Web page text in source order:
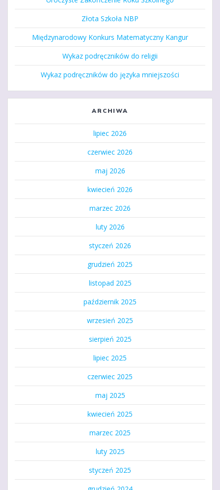
Złota Szkoła NBP
Międzynarodowy Konkurs Matematyczny Kangur
Wykaz podręczników do religii
Wykaz podręczników do języka mniejszości
ARCHIWA
lipiec 2026
czerwiec 2026
maj 2026
kwiecień 2026
marzec 2026
luty 2026
styczeń 2026
grudzień 2025
listopad 2025
październik 2025
wrzesień 2025
sierpień 2025
lipiec 2025
czerwiec 2025
maj 2025
kwiecień 2025
marzec 2025
luty 2025
styczeń 2025